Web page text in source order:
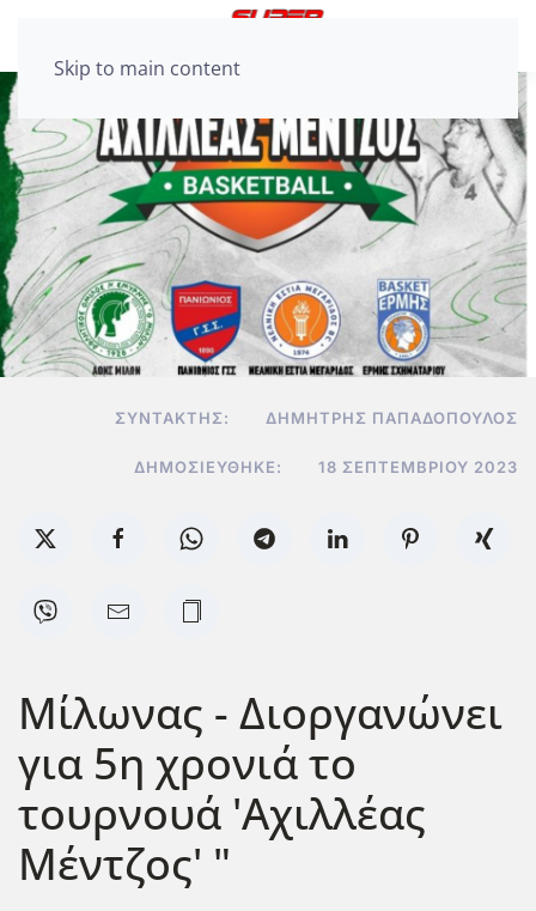
Skip to main content
ΣΥΝΤΆΚΤΗΣ: ΔΗΜΉΤΡΗΣ ΠΑΠΑΔΌΠΟΥΛΟΣ
ΔΗΜΟΣΙΕΎΘΗΚΕ: 18 ΣΕΠΤΕΜΒΡΊΟΥ 2023
Μίλωνας - Διοργανώνει
για 5η χρονιά το
τουρνουά 'Αχιλλέας
Μέντζος' "